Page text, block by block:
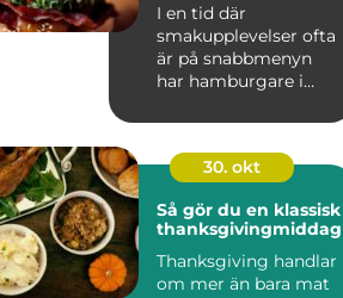
I en tid där
smakupplevelser ofta
är på snabbmenyn
har hamburgare i
30. okt
Så gör du en klassisk
thanksgivingmiddag
Thanksgiving handlar
om mer än bara mat